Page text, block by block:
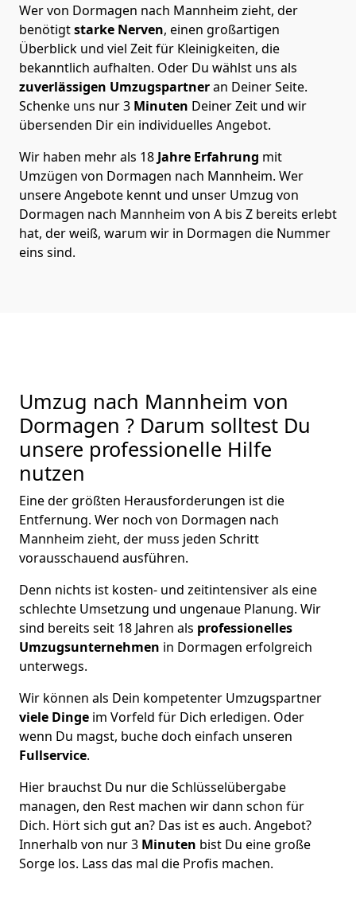
Wer von Dormagen nach Mannheim zieht, der
benötigtstarke Nerven, einen großartigen
Überblick und viel Zeit für Kleinigkeiten, die
bekanntlich aufhalten. Oder Du wählst uns als
zuverlässigen Umzugspartneran Deiner Seite.
Schenke uns nur3 Minuten Deiner Zeit und wir
übersenden Dir ein individuelles Angebot.
Wir haben mehr als 18 Jahre Erfahrung mit
Umzügen von Dormagen nach Mannheim. Wer
unsere Angebote kennt und unser Umzug von
Dormagen nach Mannheim von A bis Z bereits erlebt
hat, der weiß, warum wir in Dormagen die Nummer
eins sind.
Umzug nach Mannheim von
Dormagen ? Darum solltest Du
unsere professionelle Hilfe
nutzen
Eine der größten Herausforderungen ist die
Entfernung. Wer noch von Dormagen nach
Mannheim zieht, der muss jeden Schritt
vorausschauend ausführen.
Denn nichts ist kosten- und zeitintensiver als eine
schlechte Umsetzung und ungenaue Planung. Wir
sind bereits seit 18 Jahren als professionelles
Umzugsunternehmen in Dormagen erfolgreich
unterwegs.
Wir können als Dein kompetenter Umzugspartner
viele Dinge im Vorfeld für Dich erledigen. Oder
wenn Du magst, buche doch einfach unseren
Fullservice.
Hier brauchst Du nur die Schlüsselübergabe
managen, den Rest machen wir dann schon für
Dich. Hört sich gut an? Das ist es auch. Angebot?
Innerhalb von nur 3 Minuten bist Du eine große
Sorge los. Lass das mal die Profis machen.